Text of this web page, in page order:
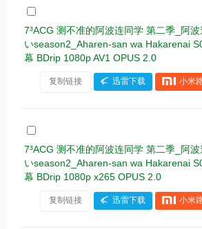
7³ACG 测不准的阿波连同学 第二季_阿
いseason2_Aharen-san wa Hakarenai
幕 BDrip 1080p AV1 OPUS 2.0
复制链接 迅雷下载 小米
7³ACG 测不准的阿波连同学 第二季_阿
いseason2_Aharen-san wa Hakarenai
幕 BDrip 1080p x265 OPUS 2.0
复制链接 迅雷下载 小米